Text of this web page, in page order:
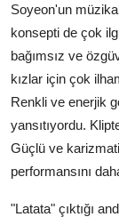
Soyeon'un
konsepti de çok
bağımsız ve
kızlar için çok
Renkli ve enerjik
yansıtıyordu.
Güçlü ve
performansını
"Latata" çıktığı